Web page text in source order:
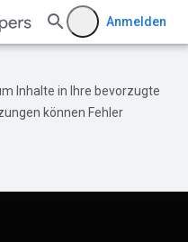
Anmelden
Inhalte in Ihre bevorzugte
können Fehler